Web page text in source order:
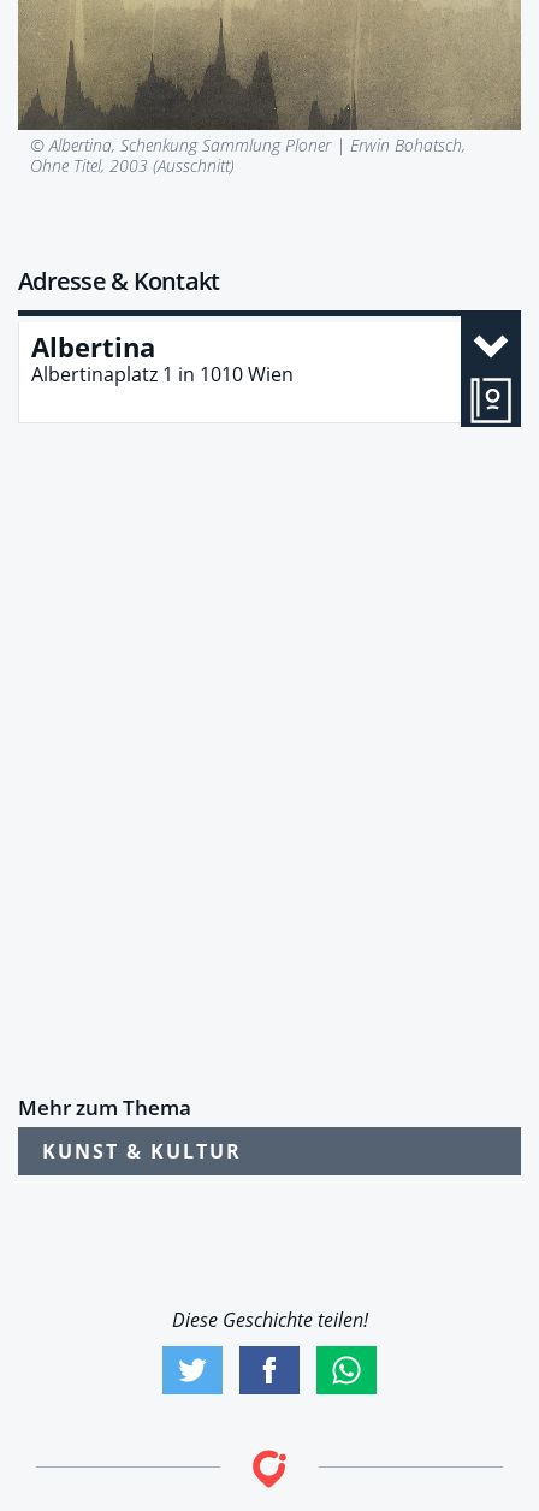
© Albertina, Schenkung Sammlung Ploner | Erwin Bohatsch,
Ohne Titel, 2003 (Ausschnitt)
Adresse & Kontakt
Albertina
Albertinaplatz 1 in 1010Wien
Mehr zum Thema
KUNST & KULTUR
Diese Geschichte teilen!